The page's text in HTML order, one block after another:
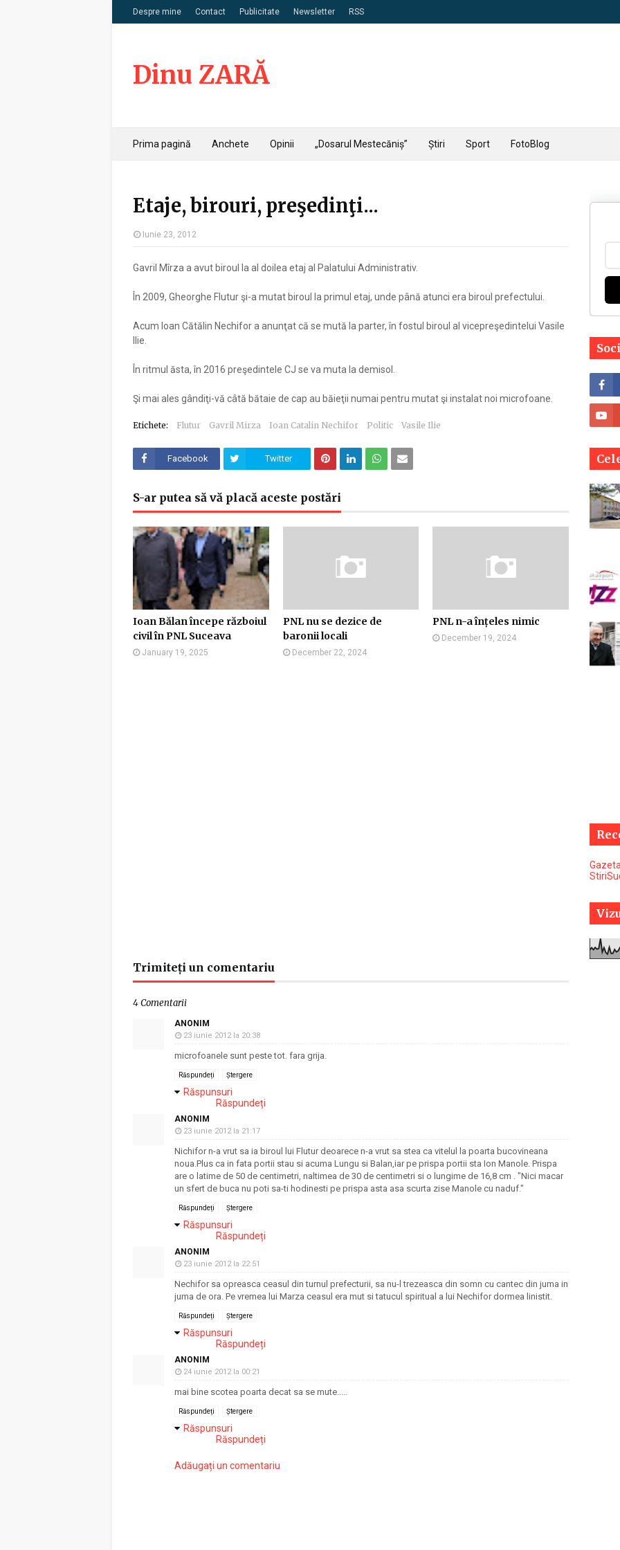
Despre mine Contact Publicitate Newsletter RSS
Dinu ZARĂ
Prima pagină Anchete Opinii „Dosarul Mestecăniș” Știri Sport FotoBlog
Etaje, birouri, preşedinţi...
Iunie 23, 2012
Gavril Mîrza a avut biroul la al doilea etaj al Palatului Administrativ.
În 2009, Gheorghe Flutur şi-a mutat biroul la primul etaj, unde până atunci era biroul prefectului.
Acum Ioan Cătălin Nechifor a anunţat că se mută la parter, în fostul biroul al vicepreşedintelui Vasile
Ilie.
În ritmul ăsta, în 2016 preşedintele CJ se va muta la demisol.
Şi mai ales gândiţi-vă câtă bătaie de cap au băieţii numai pentru mutat şi instalat noi microfoane.
Etichete: Flutur Gavril Mirza Ioan Catalin Nechifor Politic Vasile Ilie
Facebook Twitter
S-ar putea să vă placă aceste postări
Ioan Bălan începe războiul
civil în PNL Suceava
January 19, 2025
PNL nu se dezice de
baronii locali
December 22, 2024
PNL n-a înțeles nimic
December 19, 2024
Trimiteți un comentariu
4 Comentarii
ANONIM
23 iunie 2012 la 20:38
microfoanele sunt peste tot. fara grija.
Răspundeți Ștergere
Răspunsuri
Răspundeți
ANONIM
23 iunie 2012 la 21:17
Nichifor n-a vrut sa ia biroul lui Flutur deoarece n-a vrut sa stea ca vitelul la poarta bucovineana
noua.Plus ca in fata portii stau si acuma Lungu si Balan,iar pe prispa portii sta Ion Manole. Prispa
are o latime de 50 de centimetri, naltimea de 30 de centimetri si o lungime de 16,8 cm . "Nici macar
un sfert de buca nu poti sa-ti hodinesti pe prispa asta asa scurta zise Manole cu naduf."
Răspundeți Ștergere
Răspunsuri
Răspundeți
ANONIM
23 iunie 2012 la 22:51
Nechifor sa opreasca ceasul din turnul prefecturii, sa nu-l trezeasca din somn cu cantec din juma in
juma de ora. Pe vremea lui Marza ceasul era mut si tatucul spiritual a lui Nechifor dormea linistit.
Răspundeți Ștergere
Răspunsuri
Răspundeți
ANONIM
24 iunie 2012 la 00:21
mai bine scotea poarta decat sa se mute.....
Răspundeți Ștergere
Răspunsuri
Răspundeți
Adăugați un comentariu